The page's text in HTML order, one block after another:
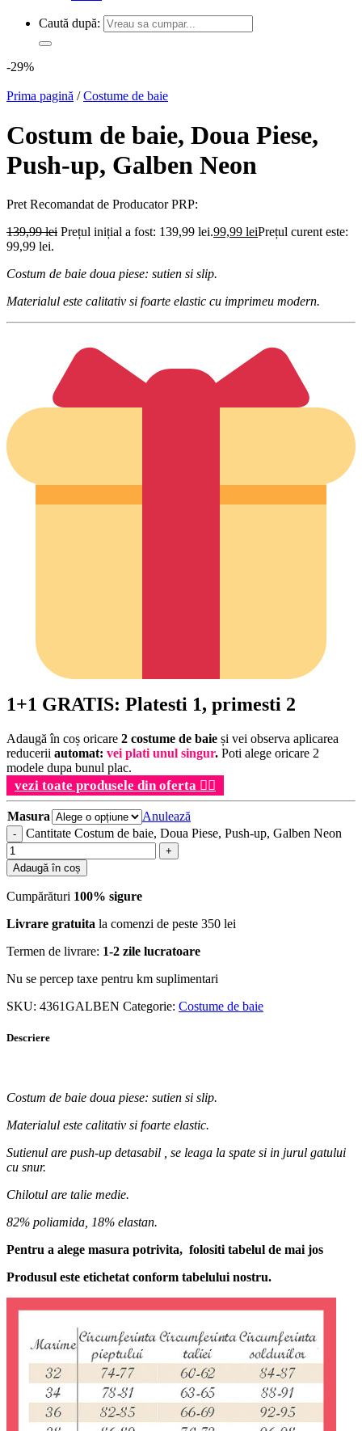
Caută după:
-29%
Prima pagină / Costume de baie
Costum de baie, Doua Piese,
Push-up, Galben Neon
Pret Recomandat de ProducatorPRP:
139,99lei Prețul inițial a fost: 139,99 lei.99,99 leiPrețul curent este:
99,99 lei.
Costum de baie doua piese: sutien si slip.
Materialul este calitativ si foarte elastic cu imprimeu modern.
1+1 GRATIS: Platesti 1, primesti 2
Adaugă în coș oricare 2 costume de baie și vei observa aplicarea
reducerii automat: vei plati unul singur. Poti alege oricare 2
modele dupa bunul plac.
vezi toate produsele din oferta 👉🏻
Masura
Anulează
Cantitate Costum de baie, Doua Piese, Push-up, Galben Neon
Adaugă în coș
Cumpărături 100% sigure
Livrare gratuita la comenzi de peste 350 lei
Termen de livrare: 1-2 zile lucratoare
Nu se percep taxe pentru km suplimentari
SKU: 4361GALBEN Categorie: Costume de baie
Descriere
Costum de baie doua piese: sutien si slip.
Materialul este calitativ si foarte elastic.
Sutienul are push-up detasabil , se leaga la spate si in jurul gatului
cu snur.
Chilotul are talie medie.
82% poliamida, 18% elastan.
Pentru a alege masura potrivita, folositi tabelul de mai jos
Produsul este etichetat conform tabelului nostru.